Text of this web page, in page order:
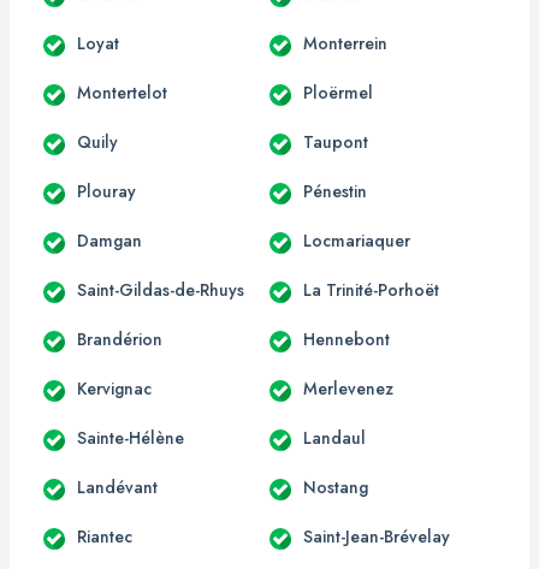
Loyat Monterrein
Montertelot Ploërmel
Quily Taupont
Plouray Pénestin
Damgan Locmariaquer
Saint-Gildas-de-Rhuys La Trinité-Porhoët
Brandérion Hennebont
Kervignac Merlevenez
Sainte-Hélène Landaul
Landévant Nostang
Riantec Saint-Jean-Brévelay